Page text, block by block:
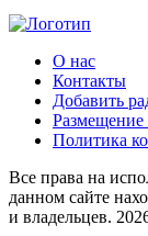
О нас
Контакты
Добавить
Политика
Все права на
данном сайте
и владельцев.